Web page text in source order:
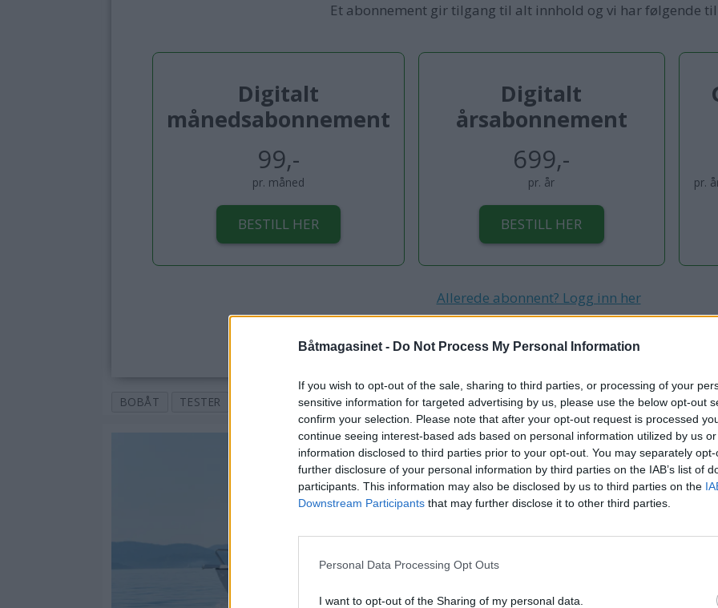
Båtmagasinet - Do Not Process My Personal Information
If you wish to opt-out of the sale, sharing to third parties, or processing of your
sensitive information for targeted advertising by us, please use the below opt-out
confirm your selection. Please note that after your opt-out request is processed
continue seeing interest-based ads based on personal information utilized by us
information disclosed to third parties prior to your opt-out. You may separately
further disclosure of your personal information by third parties on the IAB’s list of
participants. This information may also be disclosed by us to third parties on the
Downstream Participants that may further disclose it to other third parties.
Personal Data Processing Opt Outs
I want to opt-out of the Sharing of my personal data.
Et abonnement gir tilgang til alt innhold og vi har følgende
Digitalt
månedsabonnement
99,-
pr. måned
BESTILL HER
Digitalt
årsabonnement
699,-
pr. år
BESTILL HER
pr.
Allerede abonnent? Logg inn her
Gå til Min side
BOBÅT TESTER PRØVEKJØRING EXPLORER 58 EXPLORER BÅTTESTER BÅTLIV